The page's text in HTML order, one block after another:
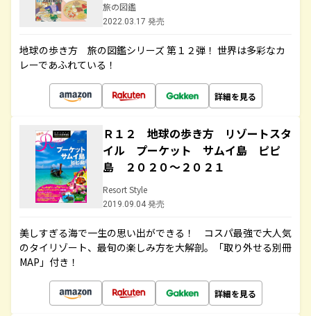
旅の図鑑
2022.03.17 発売
地球の歩き方 旅の図鑑シリーズ 第１２弾！ 世界は多彩なカ
レーであふれている！
詳細を見る
Ｒ１２ 地球の歩き方 リゾートスタ
イル プーケット サムイ島 ピピ
島 ２０２０～２０２１
Resort Style
2019.09.04 発売
美しすぎる海で一生の思い出ができる！ コスパ最強で大人気
のタイリゾート、最旬の楽しみ方を大解剖。「取り外せる別冊
MAP」付き！
詳細を見る